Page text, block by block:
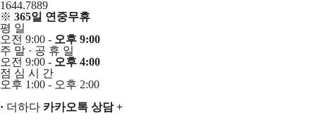
1644.7889
※ 365일 연중무휴
평 일
오전 9:00 - 오후 9:00
주 말 · 공 휴 일
오전 9:00 - 오후 4:00
점 심 시
간
오후 1:00 - 오후 2:00
· 더하다 카카오톡 상담 +